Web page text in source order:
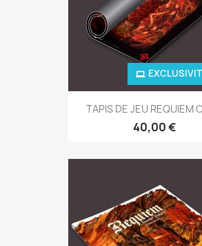
TAPIS DE JEU REQUIEM
40,00 €